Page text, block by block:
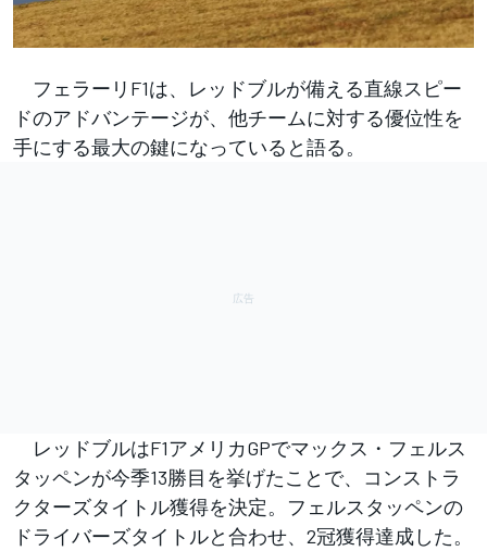
フェラーリF1は、レッドブルが備える直線スピー
ドのアドバンテージが、他チームに対する優位性を
手にする最大の鍵になっていると語る。
レッドブルはF1アメリカGPでマックス・フェルス
タッペンが今季13勝目を挙げたことで、コンストラ
クターズタイトル獲得を決定。フェルスタッペンの
ドライバーズタイトルと合わせ、2冠獲得達成した。